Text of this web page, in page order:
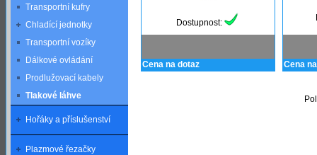
Dostupnost:
Cena na dotaz Cena
Transportní kufry
Chladící jednotky
Transportní vozíky
Dálkové ovládání
Prodlužovací kabely
Tlakové láhve
Hořáky a příslušenství
Plazmové řezačky